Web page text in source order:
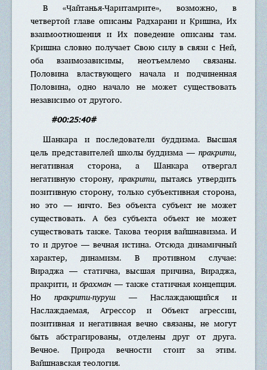
В «Чайтанья-Чаритамрите», возможно, в
четвертой главе описаны Радхарани и Кришна, Их
взаимоотношения и Их поведение описаны там.
Кришна словно получает Свою силу в связи с Ней,
оба взаимозависимы, неотъемлемо связаны.
Половина властвующего начала и подчиненная
Половина, одно начало не может существовать
независимо от другого.
#00:25:40#
Шанкара и последователи буддизма. Высшая
цель представителей школы буддизма — пракрити,
негативная сторона, а Шанкара отвергал
негативную сторону, пракрити, пытаясь утвердить
позитивную сторону, только субъективная сторона,
но это — ничто. Без объекта субъект не может
существовать. А без субъекта объект не может
существовать также. Такова теория вайшнавизма. И
то и другое — вечная истина. Отсюда динамичный
характер, динамизм. В противном случае:
Вираджа — статична, высшая причина, Вираджа,
пракрити, и брахман — также статичная концепция.
Но пракрити-пуруш — Наслаждающийся и
Наслаждаемая, Агрессор и Объект агрессии,
позитивная и негативная вечно связаны, не могут
быть абстрагированы, отделены друг от друга.
Вечное. Природа вечности стоит за этим.
Вайшнавская теология.